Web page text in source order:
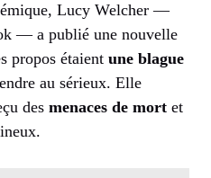
Lucy Welcher —
— a publié une nouvelle
propos étaient une blague
au sérieux. Elle
des menaces de mort et